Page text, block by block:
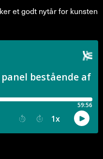
et godt nytår for kunsten